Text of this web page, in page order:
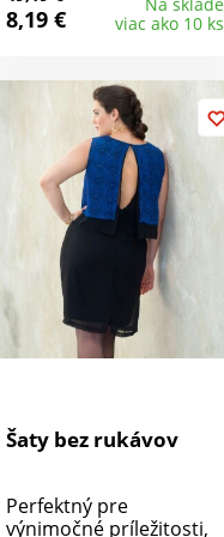
Rovný spodný lem.
Dĺžka cca 57 cm.
8,19 €
viac ako 10 ks
Šaty bez rukávov
Perfektný pre
výnimočné príležitosti,